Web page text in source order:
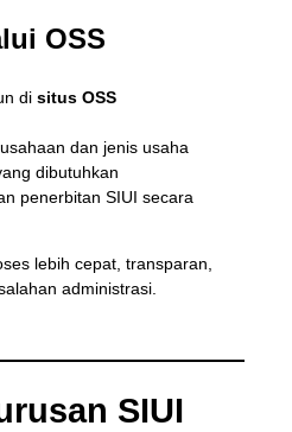
OSS
di situs OSS
dan jenis usaha
dibutuhkan
penerbitan SIUI secara
lebih cepat, transparan,
administrasi.
SIUI